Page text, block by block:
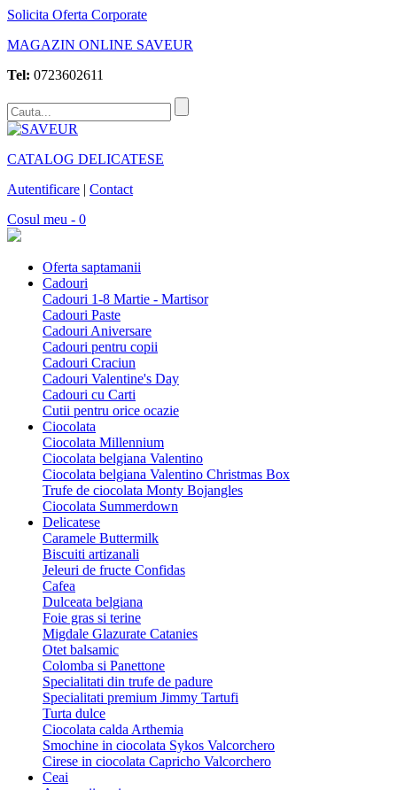
Solicita Oferta Corporate
MAGAZIN ONLINE SAVEUR
Tel: 0723602611
CATALOG DELICATESE
Autentificare | Contact
Cosul meu - 0
Oferta saptamanii
Cadouri
Cadouri 1-8 Martie - Martisor
Cadouri Paste
Cadouri Aniversare
Cadouri pentru copii
Cadouri Craciun
Cadouri Valentine's Day
Cadouri cu Carti
Cutii pentru orice ocazie
Ciocolata
Ciocolata Millennium
Ciocolata belgiana Valentino
Ciocolata belgiana Valentino Christmas Box
Trufe de ciocolata Monty Bojangles
Ciocolata Summerdown
Delicatese
Caramele Buttermilk
Biscuiti artizanali
Jeleuri de fructe Confidas
Cafea
Dulceata belgiana
Foie gras si terine
Migdale Glazurate Catanies
Otet balsamic
Colomba si Panettone
Specialitati din trufe de padure
Specialitati premium Jimmy Tartufi
Turta dulce
Ciocolata calda Arthemia
Smochine in ciocolata Sykos Valcorchero
Cirese in ciocolata Capricho Valcorchero
Ceai